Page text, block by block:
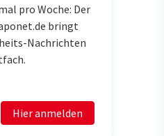
pro Woche: Der
bringt
Nachrichten
Hier anmelden